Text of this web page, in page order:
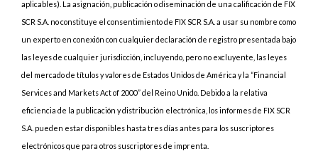
aplicables). La asignación, publicación o diseminación de una calificación de FIX
SCR S.A. no constituye el consentimiento de FIX SCR S.A. a usar su nombre como
un experto en conexión con cualquier declaración de registro presentada bajo
las leyes de cualquier jurisdicción, incluyendo, pero no excluyente, las leyes
del mercado de títulos y valores de Estados Unidos de América y la “Financial
Services and Markets Act of 2000” del Reino Unido. Debido a la relativa
eficiencia de la publicación y distribución electrónica, los informes de FIX SCR
S.A. pueden estar disponibles hasta tres días antes para los suscriptores
electrónicos que para otros suscriptores de imprenta.